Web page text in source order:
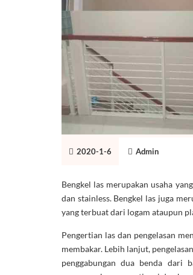
2020-1-6 Admin
Bengkel las merupakan usaha
dan stainless. Bengkel las juga
yang terbuat dari logam ataupun
Pengertian las dan pengelasan
membakar. Lebih lanjut,
penggabungan dua benda dari